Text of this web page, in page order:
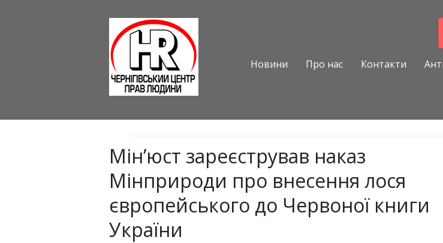
Новини Про нас Контакти
Мін’юст зареєстрував наказ
Мінприроди про внесення лося
європейського до Червоної книги
України